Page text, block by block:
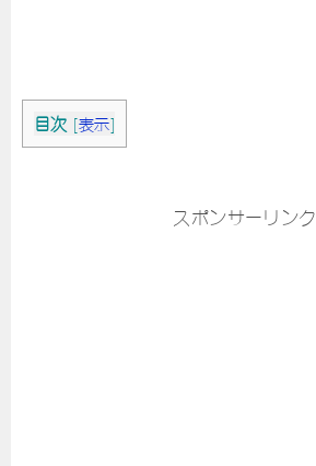
目次 [表示]
スポンサーリンク